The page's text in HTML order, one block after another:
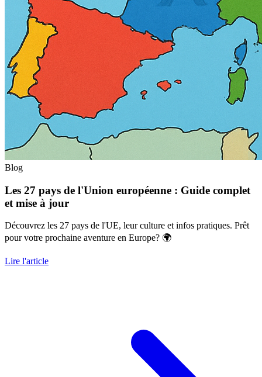
Blog
Les 27 pays de l'Union européenne : Guide complet
et mise à jour
Découvrez les 27 pays de l'UE, leur culture et infos pratiques. Prêt
pour votre prochaine aventure en Europe? 🌍
Lire l'article